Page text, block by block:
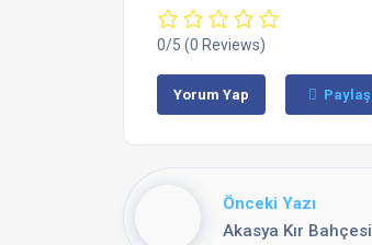
0/5 (0 Reviews)
Yorum Yap Paylaş
Önceki Yazı
Akasya Kır Bahçesi